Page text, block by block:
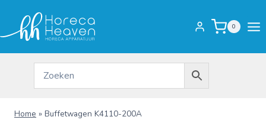
inhoud
0
Home » Buffetwagen K4110-200A